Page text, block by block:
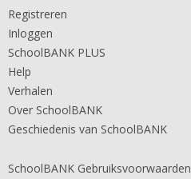
Registreren
Inloggen
SchoolBANK PLUS
Help
Verhalen
Over SchoolBANK
Geschiedenis van SchoolBANK
SchoolBANK Gebruiksvoorwaarden